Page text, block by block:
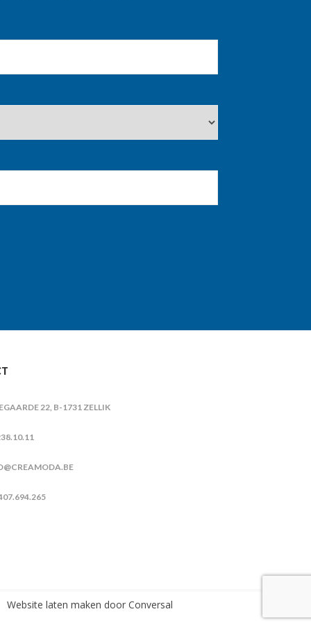
22, B-1731 ZELLIK
Website laten maken door Conversal